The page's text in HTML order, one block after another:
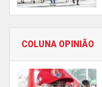
COLUNA OPINIÃO